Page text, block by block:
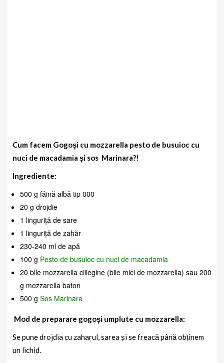
Cum facem Gogoși cu mozzarella pesto de busuioc cu
nuci de macadamia și sos Marinara?!
Ingrediente:
500 g făină albă tip 000
20 g drojdie
1 linguriță de sare
1 linguriță de zahăr
230-240 ml de apă
100 g Pesto de busuioc cu nuci de macadamia
20 bile mozzarella ciliegine (bile mici de mozzarella) sau 200
g mozzarella baton
500 g Sos Marinara
Mod de preparare gogoși umplute cu mozzarella:
Se pune drojdia cu zaharul, sarea și se freacă până obținem
un lichid.